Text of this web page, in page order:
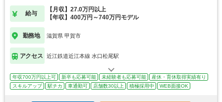
す！
給与
【月収】27.0万円以上
【年収】400万円～740万円モデル
勤務地 滋賀県 甲賀市
アクセス 近江鉄道近江本線 水口松尾駅
年収700万円以上可 新卒も応募可能 未経験者も応募可能
産休・育休取得実績有り
スキルアップ
駅チカ 車通勤可 店舗数30以上 積極採用中 WEB面接OK